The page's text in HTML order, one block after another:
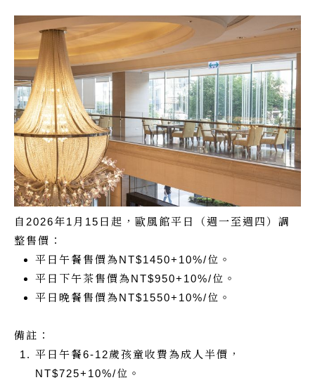
自2026年1月15日起，歐風館平日（週一至週四）調
整售價：
平日午餐售價為NT$1450+10%/位。
平日下午茶售價為NT$950+10%/位。
平日晚餐售價為NT$1550+10%/位。
備註：
平日午餐6-12歲孩童收費為成人半價，
NT$725+10%/位。